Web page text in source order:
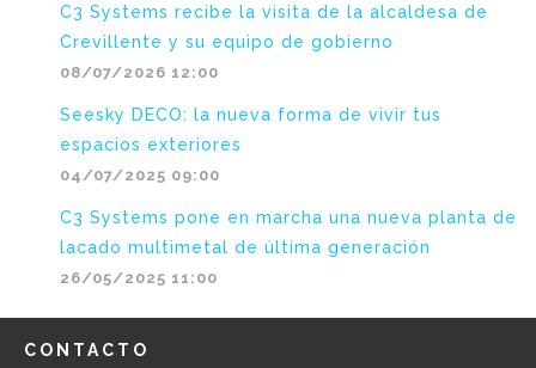
C3 Systems recibe la visita de la alcaldesa de
Crevillente y su equipo de gobierno
08/07/2026 12:00
Seesky DECO: la nueva forma de vivir tus
espacios exteriores
04/07/2025 09:00
C3 Systems pone en marcha una nueva planta de
lacado multimetal de última generación
26/05/2025 11:00
CONTACTO